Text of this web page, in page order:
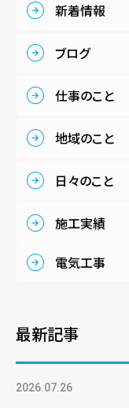
新着情報
ブログ
仕事のこと
地域のこと
日々のこと
施工実績
電気工事
最新記事
2026.07.26